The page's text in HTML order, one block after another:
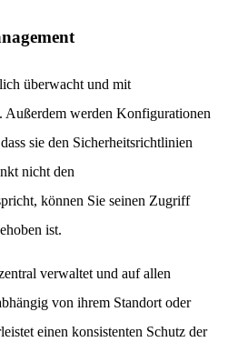
überwacht und mit
Außerdem werden Konfigurationen
sie den Sicherheitsrichtlinien
nicht den
können Sie seinen Zugriff
ist.
verwaltet und auf allen
von ihrem Standort oder
einen konsistenten Schutz der